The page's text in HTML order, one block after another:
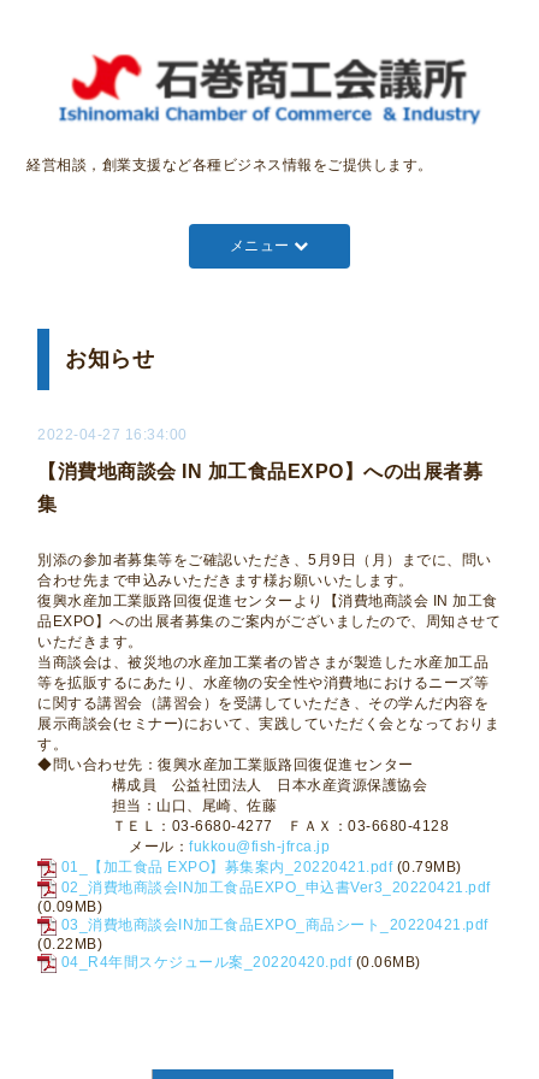
経営相談，創業支援など各種ビジネス情報をご提供します。
メニュー
お知らせ
2022-04-27 16:34:00
【消費地商談会 IN 加工食品EXPO】への出展者募
集
別添の参加者募集等をご確認いただき、5 月9 日（月）までに、問い
合わせ先まで申込みいただきます様お願いいたします。
復興水産加工業販路回復促進センターより【消費地商談会 IN加工食
品EXPO】への出展者募集のご案内がございましたので、周知させて
いただきます。
当商談会は、被災地の水産加工業者の皆さまが製造した水産加工品
等を拡販するにあたり、水産物の安全性や消費地におけるニーズ等
に関する講習会（講習会）を受講していただき、その学んだ内容を
展示商談会(セミナー)において、実践していただく会となっておりま
す。
◆問い合わせ先：復興水産加工業販路回復促進センター
構成員 公益社団法人 日本水産資源保護協会
担当：山口、尾崎、佐藤
ＴＥＬ： 03-6680-4277 ＦＡＸ：03-6680-4128
メール：fukkou@fish-jfrca.jp
01_【加工食品 EXPO】募集案内_20220421.pdf (0.79MB)
02_消費地商談会IN加工食品EXPO_申込書Ver3_20220421.pdf
(0.09MB)
03_消費地商談会IN加工食品EXPO_商品シート_20220421.pdf
(0.22MB)
04_R4年間スケジュール案_20220420.pdf (0.06MB)